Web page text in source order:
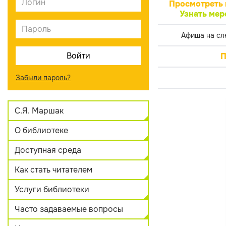
Забыли пароль?
С.Я. Маршак
О библиотеке
Доступная среда
Как стать читателем
Услуги библиотеки
Часто задаваемые вопросы
Просмотреть
Узнать
Афиша на